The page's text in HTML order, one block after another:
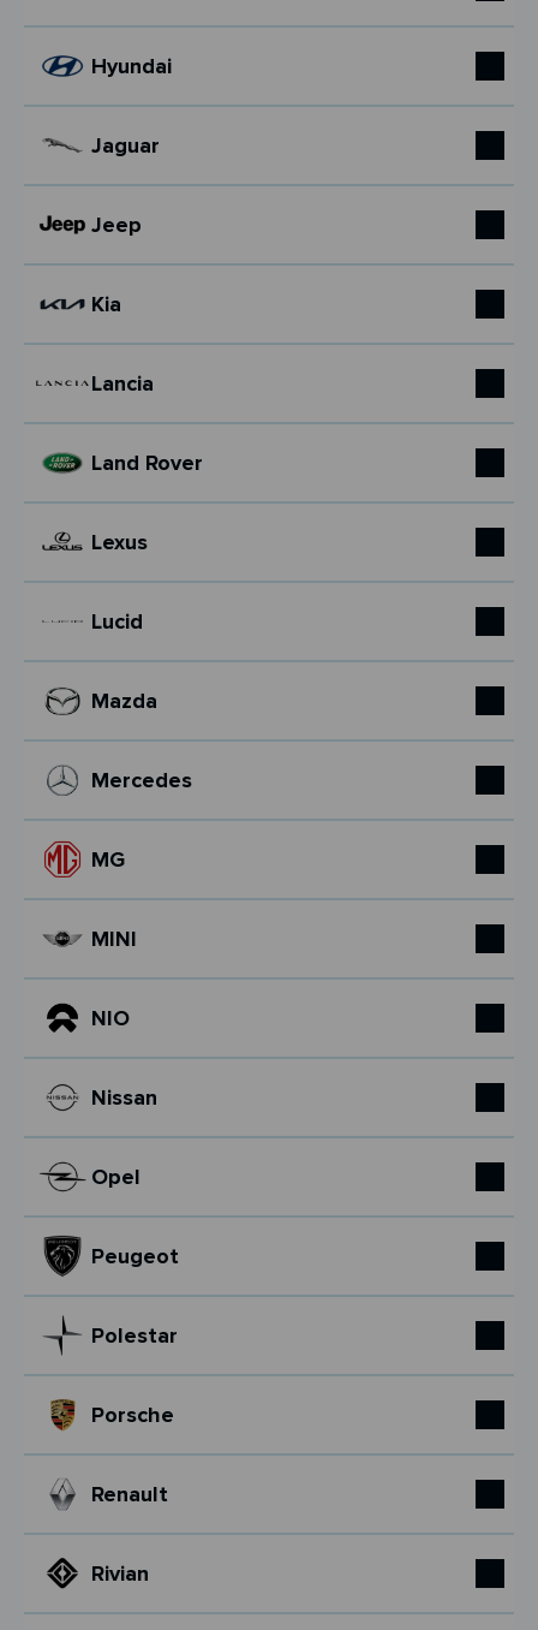
Hyundai
Jaguar
Jeep
Kia
Lancia
Land Rover
Lexus
Lucid
Mazda
Mercedes
MG
MINI
NIO
Nissan
Opel
Peugeot
Polestar
Porsche
Renault
Rivian